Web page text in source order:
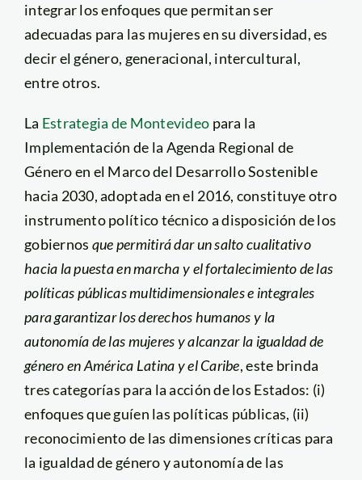
integrar los enfoques que permitan ser
adecuadas para las mujeres en su diversidad, es
decir el género, generacional, intercultural,
entre otros.
La Estrategia de Montevideo para la
Implementación de la Agenda Regional de
Género en el Marco del Desarrollo Sostenible
hacia 2030, adoptada en el 2016, constituye otro
instrumento político técnico a disposición de los
gobiernos que permitirá dar un salto cualitativo
hacia la puesta en marcha y el fortalecimiento de las
políticas públicas multidimensionales e integrales
para garantizar los derechos humanos y la
autonomía de las mujeres y alcanzar la igualdad de
género en América Latina y el Caribe, este brinda
tres categorías para la acción de los Estados: (i)
enfoques que guíen las políticas públicas, (ii)
reconocimiento de las dimensiones críticas para
la igualdad de género y autonomía de las